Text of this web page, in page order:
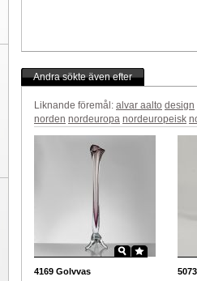
Andra sökte även efter
Liknande föremål: alvar aalto design
norden nordeuropa nordeuropeisk
4169 Golvvas 5073